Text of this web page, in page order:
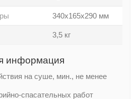
340х165х290 мм
3,5 кг
информация
на суше, мин., не менее
спасательных работ